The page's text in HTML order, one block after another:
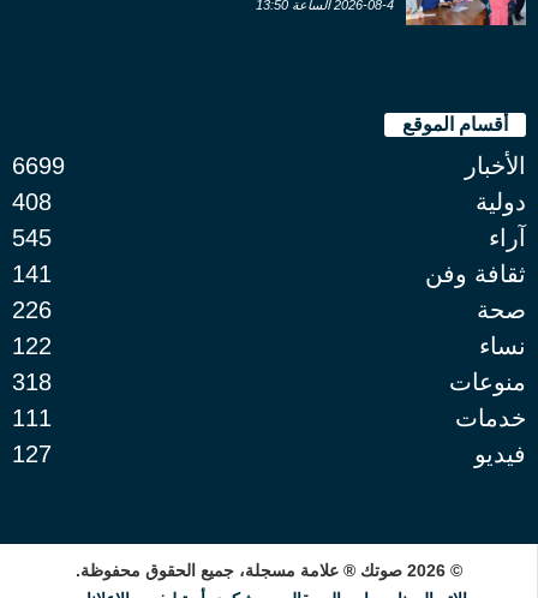
2026-08-4 الساعة 13:50
أقسام الموقع
الأخبار
6699
دولية
408
آراء
545
ثقافة وفن
141
صحة
226
نساء
122
منوعات
318
خدمات
111
فيديو
127
© 2026 صوتك ® علامة مسجلة، جميع الحقوق محفوظة.